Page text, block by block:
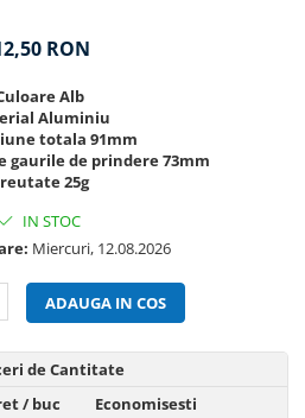
RON
Alb
Aluminiu
totala 91mm
gaurile de prindere 73mm
25g
IN STOC
Miercuri, 12.08.2026
ADAUGA IN COS
de Cantitate
/ buc
Economisesti